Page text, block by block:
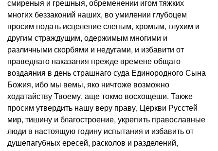
смиреныя и грешныя, обременении игом тяжких
многих беззаконий наших, во умилении глубоцем
просим подать исцеление слепым, хромым, глухим и
другим страждущим, одержимым многими и
различными скорбями и недугами, и избавити от
праведнаго наказания прежде времене общаго
воздаяния в день страшнаго суда Единородного Сына
Божия, ибо мы вемы, яко ничтоже возможно
ходатайству Твоему, аще токмо восхощеши. Также
просим утвердить нашу веру праву, Церкви Русстей
мир, тишину и благостроение, укрепить православные
люди в настоящую годину испытания и избавить от
душепагубных ересей, расколов и разделений,